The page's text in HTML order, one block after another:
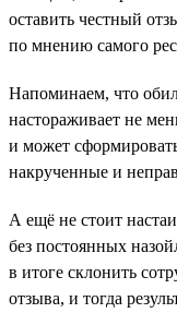
оставить честный
по мнению самого
Напоминаем, что
настораживает не
и может
накрученные и
А ещё не стоит
без постоянных
в итоге склонить
отзыва, и тогда